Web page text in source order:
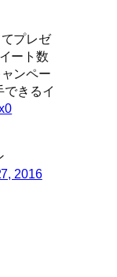
プレゼ
ート数
ンペー
できるイ
2016